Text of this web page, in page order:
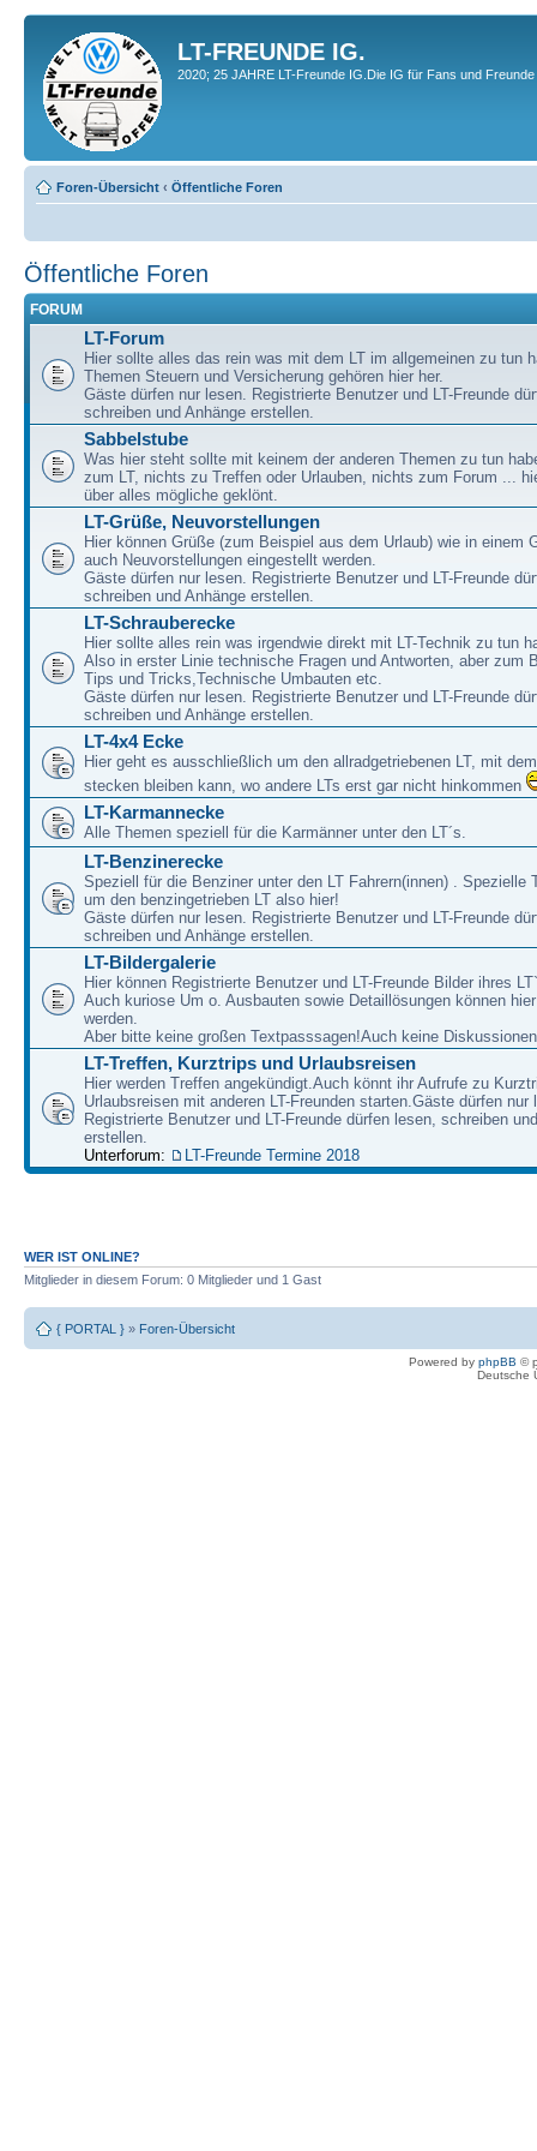
LT-FREUNDE IG.
2020; 25 JAHRE LT-Freunde IG.Die IG für Fans und
Foren-Übersicht ‹ Öffentliche Foren
Öffentliche Foren
FORUM
LT-Forum
Hier sollte alles das rein was mit dem LT im allgemeinen zu tun
Themen Steuern und Versicherung gehören hier her.
Gäste dürfen nur lesen. Registrierte Benutzer und LT-Freunde
schreiben und Anhänge erstellen.
Sabbelstube
Was hier steht sollte mit keinem der anderen Themen zu tun
zum LT, nichts zu Treffen oder Urlauben, nichts zum Forum ...
über alles mögliche geklönt.
LT-Grüße, Neuvorstellungen
Hier können Grüße (zum Beispiel aus dem Urlaub) wie in einem
auch Neuvorstellungen eingestellt werden.
Gäste dürfen nur lesen. Registrierte Benutzer und LT-Freunde
schreiben und Anhänge erstellen.
LT-Schrauberecke
Hier sollte alles rein was irgendwie direkt mit LT-Technik zu tun
Also in erster Linie technische Fragen und Antworten, aber zum
Tips und Tricks,Technische Umbauten etc.
Gäste dürfen nur lesen. Registrierte Benutzer und LT-Freunde
schreiben und Anhänge erstellen.
LT-4x4 Ecke
Hier geht es ausschließlich um den allradgetriebenen LT, mit
stecken bleiben kann, wo andere LTs erst gar nicht hinkommen
LT-Karmannecke
Alle Themen speziell für die Karmänner unter den LT´s.
LT-Benzinerecke
Speziell für die Benziner unter den LT Fahrern(innen) . Spezielle
um den benzingetrieben LT also hier!
Gäste dürfen nur lesen. Registrierte Benutzer und LT-Freunde
schreiben und Anhänge erstellen.
LT-Bildergalerie
Hier können Registrierte Benutzer und LT-Freunde Bilder ihres
Auch kuriose Um o. Ausbauten sowie Detaillösungen können
werden.
Aber bitte keine großen Textpasssagen!Auch keine
LT-Treffen, Kurztrips und Urlaubsreisen
Hier werden Treffen angekündigt.Auch könnt ihr Aufrufe zu
Urlaubsreisen mit anderen LT-Freunden starten.Gäste dürfen nur
Registrierte Benutzer und LT-Freunde dürfen lesen, schreiben
erstellen.
Unterforum:
LT-Freunde Termine 2018
WER IST ONLINE?
Mitglieder in diesem Forum: 0 Mitglieder und 1 Gast
{ PORTAL } » Foren-Übersicht
Powered by phpBB ©
Deutsche